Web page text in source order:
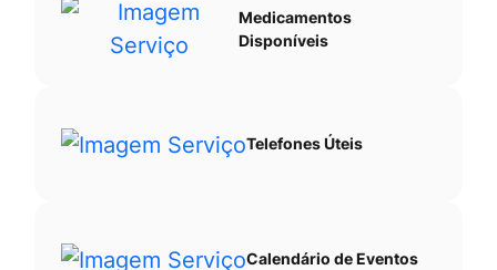
Medicamentos
Disponíveis
Telefones Úteis
Calendário de Eventos